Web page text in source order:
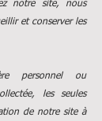
notre site, nous
et conserver les
personnel ou
les seules
de notre site à